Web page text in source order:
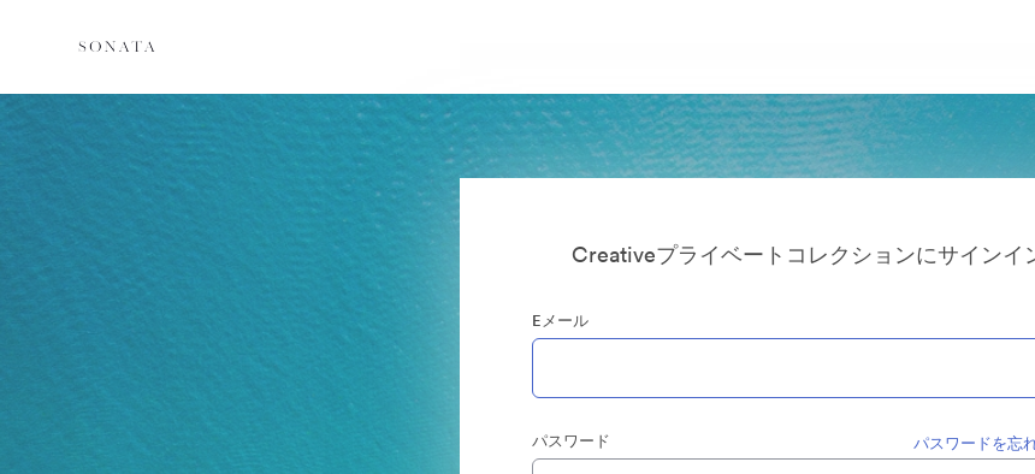
Creativeプライベートコレクションにサインイ
Eメール
パスワード パスワードを忘